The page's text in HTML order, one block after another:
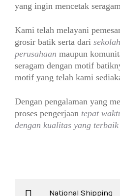
yang ingin mencetak
Kami telah melayani
grosir batik serta dari
perusahaan maupun
seragam dengan motif
motif yang telah kami
Dengan pengalaman yang
proses pengerjaan tepat
dengan kualitas yang terbaik
National Shipping